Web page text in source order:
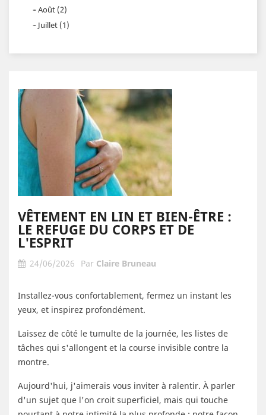
Août (2)
Juillet (1)
VÊTEMENT EN LIN ET BIEN-ÊTRE :
LE REFUGE DU CORPS ET DE
L'ESPRIT
24/06/2026 Par Claire Bruneau
Installez-vous confortablement, fermez un instant les
yeux, et inspirez profondément.
Laissez de côté le tumulte de la journée, les listes de
tâches qui s'allongent et la course invisible contre la
montre.
Aujourd'hui, j'aimerais vous inviter à ralentir. À parler
d'un sujet que l'on croit superficiel, mais qui touche